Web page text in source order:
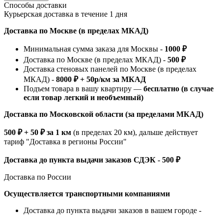
Способы доставки
Курьерская доставка в течение 1 дня
Доставка по Москве (в пределах МКАД)
Минимальная сумма заказа для Москвы - 1000 ₽
Доставка по Москве (в пределах МКАД) - 500 ₽
Доставка стеновых панелей по Москве (в пределах
МКАД) - 8000 ₽ + 50р/км за МКАД
Подъем товара в вашу квартиру — бесплатно (в случае
если товар легкий и необъемный)
Доставка по Московской области (за пределами МКАД)
500 ₽ + 50 ₽ за 1 км (в пределах 20 км), дальше действует
тариф "Доставка в регионы России"
Доставка до пункта выдачи заказов СДЭК - 500 ₽
Доставка по России
Осуществляется транспортными компаниями
Доставка до пункта выдачи заказов в вашем городе -